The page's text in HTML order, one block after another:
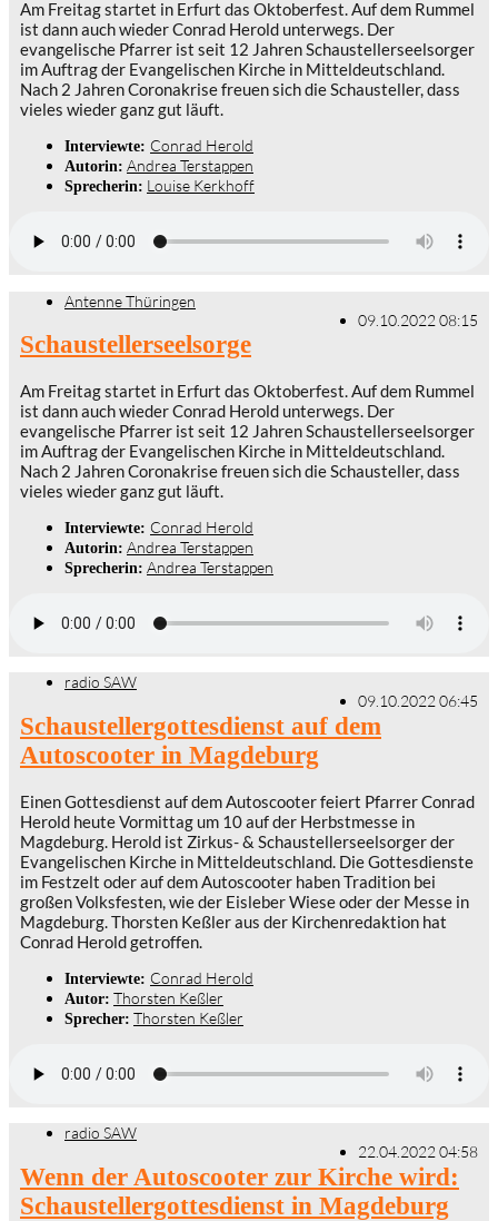
Am Freitag startet in Erfurt das Oktoberfest. Auf dem Rummel
ist dann auch wieder Conrad Herold unterwegs. Der
evangelische Pfarrer ist seit 12 Jahren Schaustellerseelsorger
im Auftrag der Evangelischen Kirche in Mitteldeutschland.
Nach 2 Jahren Coronakrise freuen sich die Schausteller, dass
vieles wieder ganz gut läuft.
Interviewte: Conrad Herold
Autorin: Andrea Terstappen
Sprecherin: Louise Kerkhoff
Antenne Thüringen
09.10.2022 08:15
Schaustellerseelsorge
Am Freitag startet in Erfurt das Oktoberfest. Auf dem Rummel
ist dann auch wieder Conrad Herold unterwegs. Der
evangelische Pfarrer ist seit 12 Jahren Schaustellerseelsorger
im Auftrag der Evangelischen Kirche in Mitteldeutschland.
Nach 2 Jahren Coronakrise freuen sich die Schausteller, dass
vieles wieder ganz gut läuft.
Interviewte: Conrad Herold
Autorin: Andrea Terstappen
Sprecherin: Andrea Terstappen
radio SAW
09.10.2022 06:45
Schaustellergottesdienst auf dem
Autoscooter in Magdeburg
Einen Gottesdienst auf dem Autoscooter feiert Pfarrer Conrad
Herold heute Vormittag um 10 auf der Herbstmesse in
Magdeburg. Herold ist Zirkus- & Schaustellerseelsorger der
Evangelischen Kirche in Mitteldeutschland. Die Gottesdienste
im Festzelt oder auf dem Autoscooter haben Tradition bei
großen Volksfesten, wie der Eisleber Wiese oder der Messe in
Magdeburg. Thorsten Keßler aus der Kirchenredaktion hat
Conrad Herold getroffen.
Interviewte: Conrad Herold
Autor: Thorsten Keßler
Sprecher: Thorsten Keßler
radio SAW
22.04.2022 04:58
Wenn der Autoscooter zur Kirche wird:
Schaustellergottesdienst in Magdeburg